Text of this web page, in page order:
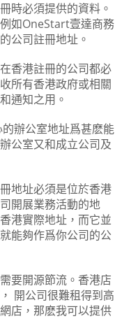
時必須提供的資料。
如OneStart壹達商務
公司註冊地址。
香港註冊的公司都必
所有香港政府或相關
通知之用。
辦公室地址爲甚麽能
公室又和成立公司及
地址必須是位於香港
開展業務活動的地
港實際地址，而它並
能夠作爲你公司的公
要開源節流。香港店
開公司很難租得到高
店，那麽我可以提供